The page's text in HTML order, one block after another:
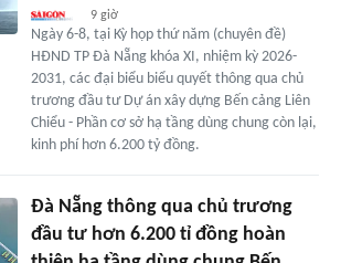
9 giờ
Ngày 6-8, tại Kỳ họp thứ năm (chuyên đề)
HĐND TP Đà Nẵng khóa XI, nhiệm kỳ 2026-
2031, các đại biểu biểu quyết thông qua chủ
trương đầu tư Dự án xây dựng Bến cảng Liên
Chiểu - Phần cơ sở hạ tầng dùng chung còn lại,
kinh phí hơn 6.200 tỷ đồng.
Đà Nẵng thông qua chủ trương
đầu tư hơn 6.200 tỉ đồng hoàn